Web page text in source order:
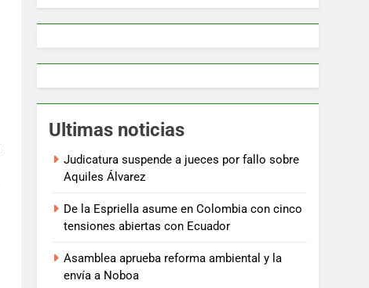
Ultimas noticias
Judicatura suspende a jueces por fallo sobre
Aquiles Álvarez
De la Espriella asume en Colombia con cinco
tensiones abiertas con Ecuador
Asamblea aprueba reforma ambiental y la
envía a Noboa